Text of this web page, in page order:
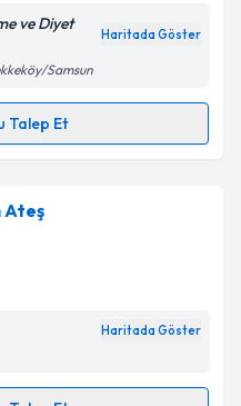
ilişkin
verilerimin belirtilen
kabul ediyorum.
ve Diyet
Haritada Göster
Samsun
Talep Et
takvimi talebi
randevu almanız için bir
ile bilgilendireceğiz.
Ateş
Haritada Göster